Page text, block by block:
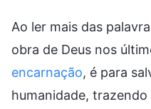
Ao ler mais das
obra de Deus nos
encarnação, é para
humanidade,